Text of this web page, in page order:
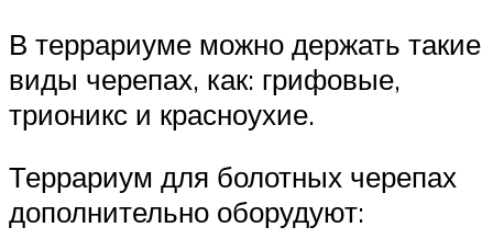
В террариуме можно держать такие
виды черепах, как: грифовые,
трионикс и красноухие.
Террариум для болотных черепах
дополнительно оборудуют: